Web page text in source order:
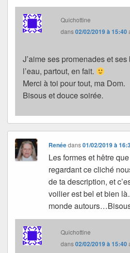
Quichottine
dans02/02/2019 à 15:40
J’aime ses promenades et
l’eau, partout, en fait.
Merci à toi pour tout, ma Dom.
Bisous et douce soirée.
Renéedans01/02/2019 à
Les formes et hêtre
regardant ce cliché
de ta description, et
voilier est bel et bien
monde
Quichottine
dans02/02/2019 à 15:40